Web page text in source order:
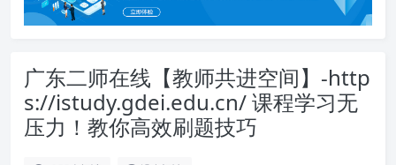
广东二师在线【教师共进空间】-http
s://istudy.gdei.edu.cn/ 课程学习无
压力！教你高效刷题技巧